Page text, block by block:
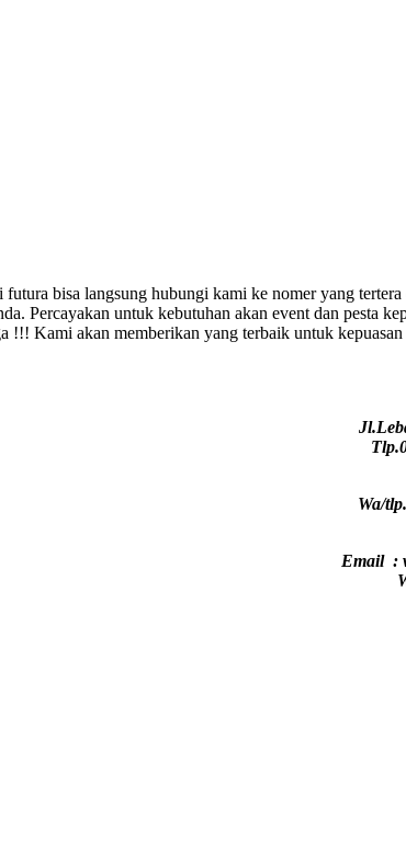
bisa langsung hubungi kami ke nomer yang
Percayakan untuk kebutuhan akan event dan pesta
!!! Kami akan memberikan yang terbaik untuk
Wa/
Email :